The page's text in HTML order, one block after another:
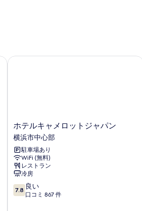
ホ
テ
ル
キ
ャ
メ
ロ
ッ
ト
ホテルキャメロットジャパン
横浜市中心部
駐車場あり
WiFi (無料)
レストラン
冷房
10
段
7.8 良い
口コミ 867 件
ホテルキャメロットジャパン